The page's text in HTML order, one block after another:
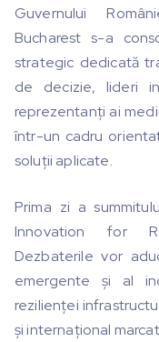
Guvernului
Bucharest s-a
strategic dedicată
de decizie, lideri
reprezentanți ai
într-un cadru
soluții aplicate.
Prima zi a
Innovation for
Dezbaterile vor
emergente și al
rezilienței
și internațional